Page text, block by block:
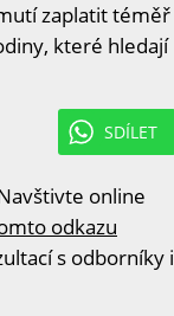
zaplatit téměř
které hledají
SDÍLET
online
odkazu
s odborníky i